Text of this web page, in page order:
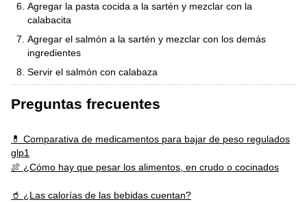
Agregar la pasta cocida a la sartén y mezclar con la
calabacita
Agregar el salmón a la sartén y mezclar con los demás
ingredientes
Servir el salmón con calabaza
Preguntas frecuentes
💊 Comparativa de medicamentos para bajar de peso regulados
glp1
🍖 ¿Cómo hay que pesar los alimentos, en crudo o cocinados
🥤 ¿Las calorías de las bebidas cuentan?